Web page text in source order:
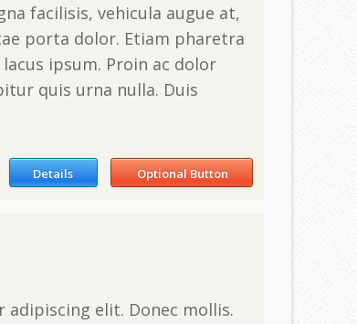
facilisis, vehicula augue at,
porta dolor. Etiam pharetra
ipsum. Proin ac dolor
quis urna nulla. Duis
Details Optional Button
elit. Donec mollis.